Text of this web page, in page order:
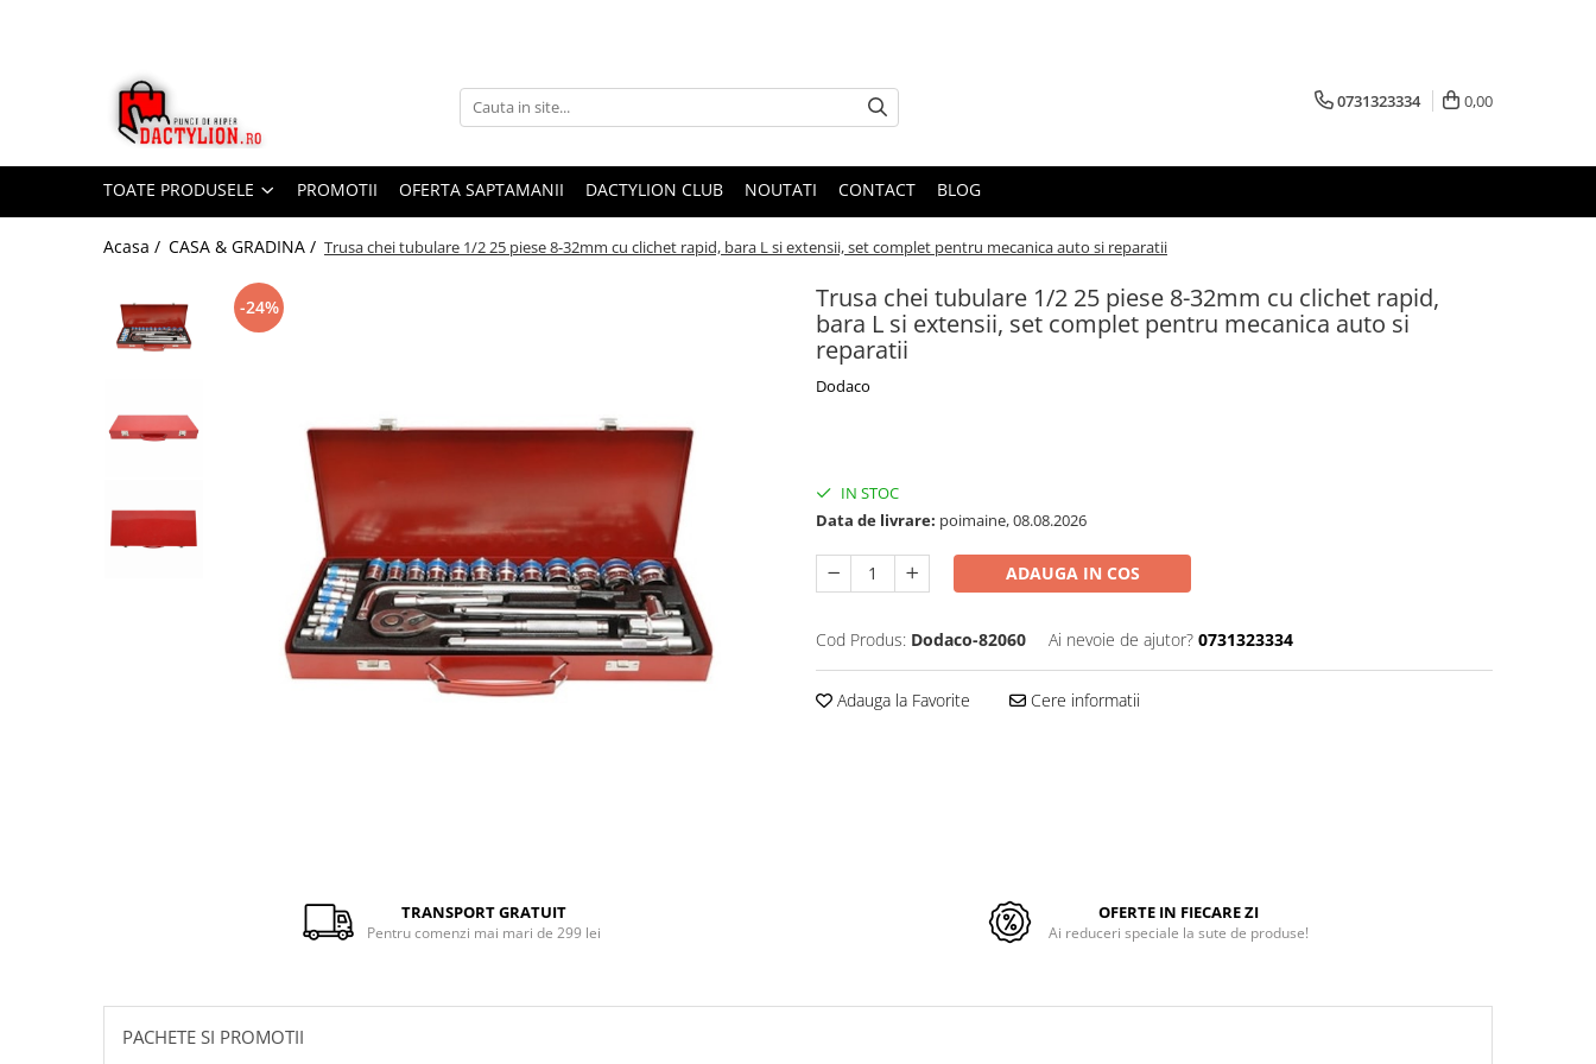
0731323334 0,00
TOATE PRODUSELE PROMOTII OFERTA SAPTAMANII DACTYLION CLUB NOUTATI CONTACT BLOG
Acasa / CASA & GRADINA / Trusa chei tubulare 1/2 25 piese 8-32mm cu clichet rapid, bara L si extensii, set complet pentru mecanica auto si reparatii
Trusa chei tubulare 1/2 25 piese 8-32mm cu clichet rapid,
bara L si extensii, set complet pentru mecanica auto si
reparatii
Dodaco
-24%
Facebook
IN STOC
Data de livrare: poimaine, 08.08.2026
ADAUGA IN COS
Cod Produs: Dodaco-82060 Ai nevoie de ajutor? 0731323334
Adauga la Favorite Cere informatii
TRANSPORT GRATUIT
Pentru comenzi mai mari de 299 lei
OFERTE IN FIECARE ZI
Ai reduceri speciale la sute de produse!
PACHETE SI PROMOTII